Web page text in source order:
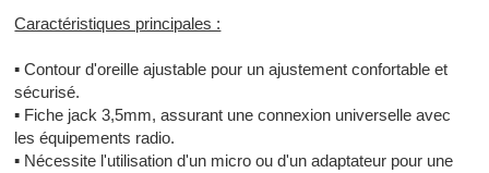
Caractéristiques principales :
▪ Contour d'oreille ajustable pour un ajustement confortable et
sécurisé.
▪ Fiche jack 3,5mm, assurant une connexion universelle avec
les équipements radio.
▪ Nécessite l'utilisation d'un micro ou d'un adaptateur pour une